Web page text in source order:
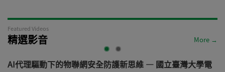
Featured Videos
精選影音 More →
AI代理驅動下的物聯網安全防護新思維 — 國立臺灣大學電